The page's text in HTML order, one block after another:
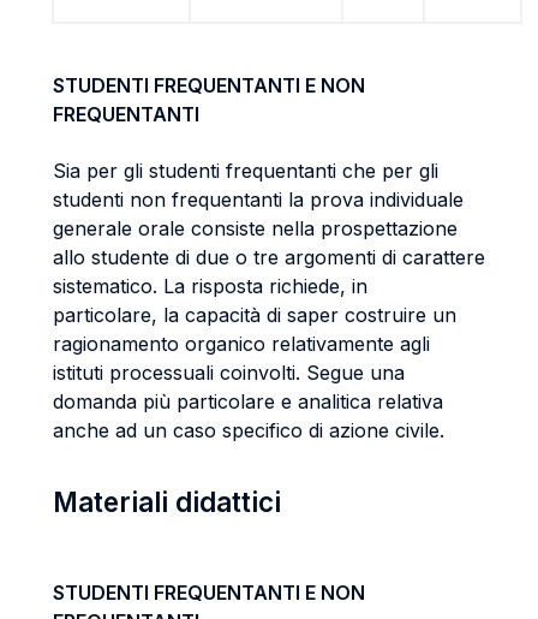
STUDENTI FREQUENTANTI E NON
FREQUENTANTI
Sia per gli studenti frequentanti che per gli
studenti non frequentanti la prova individuale
generale orale consiste nella prospettazione
allo studente di due o tre argomenti di carattere
sistematico. La risposta richiede, in
particolare, la capacità di saper costruire un
ragionamento organico relativamente agli
istituti processuali coinvolti. Segue una
domanda più particolare e analitica relativa
anche ad un caso specifico di azione civile.
Materiali didattici
STUDENTI FREQUENTANTI E NON